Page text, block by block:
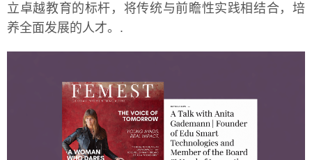
立卓越教育的标杆，将传统与前瞻性实践相结合，培
养全面发展的人才。.